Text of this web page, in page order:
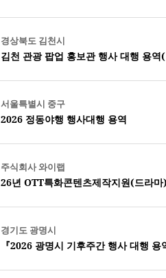
경상북도 김천시
김천 관광 팝업 홍보관 행사 대행 용
서울특별시 중구
2026 정동야행 행사대행 용역
주식회사 와이랩
26년 OTT특화콘텐츠제작지원(드라
경기도 광명시
『2026 광명시 기후주간 행사 대행